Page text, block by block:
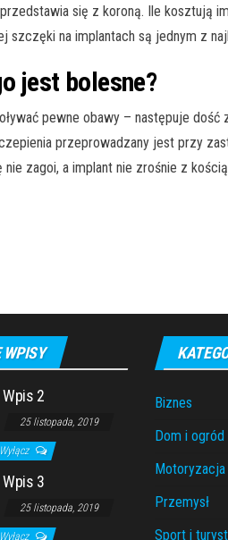
się z koroną. Ile
na implantach są jednym z
jest bolesne?
pewne obawy – następuje
przeprowadzany jest przy
zagoi, a implant nie zrośnie z
WPISY
Wpis 2
25 listopada, 2019
Wyłącz
Wpis 3
25 listopada, 2019
Wyłącz
Biznes
Dom i ogród
Motoryzacja
Przemysł
Sport i